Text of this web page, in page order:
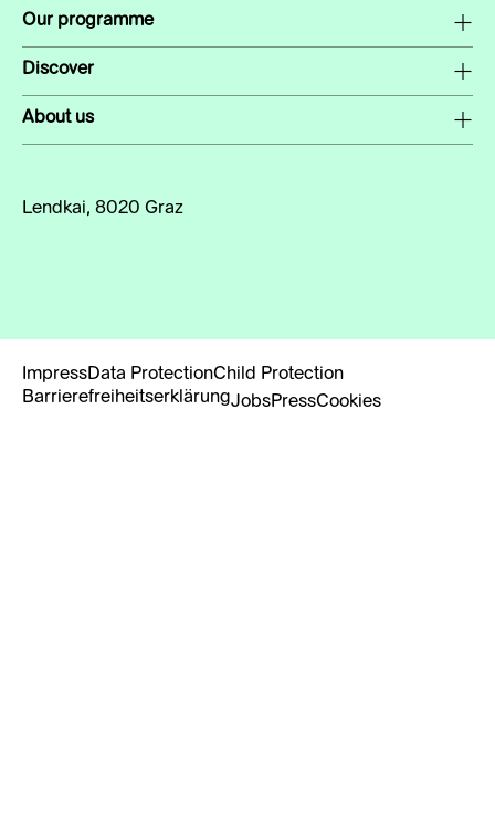
Our programme
Discover
About us
Lendkai, 8020 Graz
ImpressData ProtectionChild Protection
BarrierefreiheitserklärungJobsPressCookies